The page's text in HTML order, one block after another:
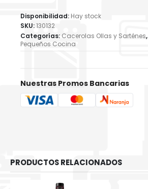
Disponibilidad: Hay stock
SKU:130132
Categorías: Cacerolas Ollas y Sarténes,
Pequeños Cocina
Nuestras Promos Bancarias
PRODUCTOS RELACIONADOS